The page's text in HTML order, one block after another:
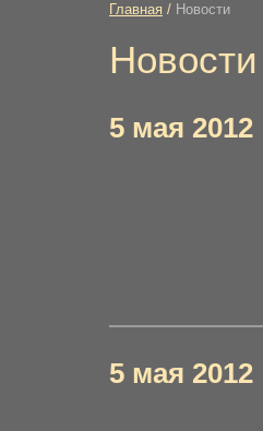
Главная / Новости
Новости
5 мая 2012
5 мая 2012